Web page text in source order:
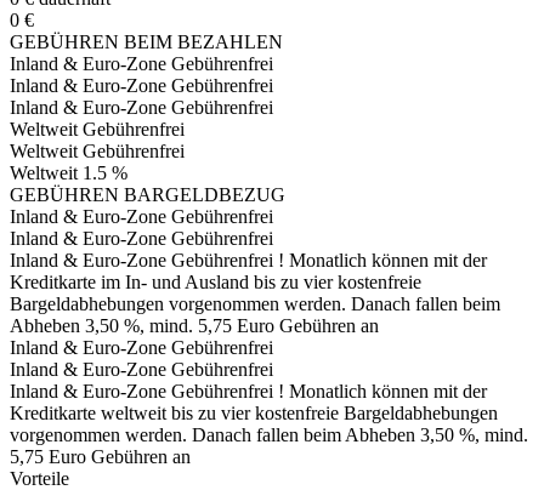
0 €
GEBÜHREN BEIM BEZAHLEN
Inland & Euro-Zone Gebührenfrei
Inland & Euro-Zone Gebührenfrei
Inland & Euro-Zone Gebührenfrei
Weltweit Gebührenfrei
Weltweit Gebührenfrei
Weltweit 1.5 %
GEBÜHREN BARGELDBEZUG
Inland & Euro-Zone Gebührenfrei
Inland & Euro-Zone Gebührenfrei
Inland & Euro-Zone Gebührenfrei ! Monatlich können mit der
Kreditkarte im In- und Ausland bis zu vier kostenfreie
Bargeldabhebungen vorgenommen werden. Danach fallen beim
Abheben 3,50 %, mind. 5,75 Euro Gebühren an
Inland & Euro-Zone Gebührenfrei
Inland & Euro-Zone Gebührenfrei
Inland & Euro-Zone Gebührenfrei ! Monatlich können mit der
Kreditkarte weltweit bis zu vier kostenfreie Bargeldabhebungen
vorgenommen werden. Danach fallen beim Abheben 3,50 %, mind.
5,75 Euro Gebühren an
Vorteile